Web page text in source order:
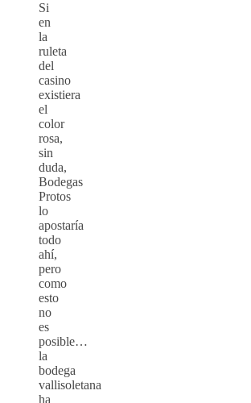
Si
en
la
ruleta
del
casino
existiera
el
color
rosa,
sin
duda,
Bodegas
Protos
lo
apostaría
todo
ahí,
pero
como
esto
no
es
posible…
la
bodega
vallisoletana
ha